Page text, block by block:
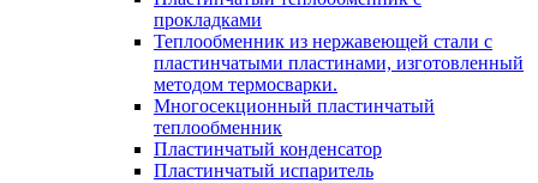
прокладками
Теплообменник из нержавеющей стали с
пластинчатыми пластинами, изготовленный
методом термосварки.
Многосекционный пластинчатый
теплообменник
Пластинчатый конденсатор
Пластинчатый испаритель